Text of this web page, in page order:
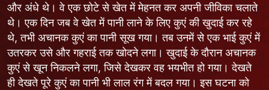
और अंधे थे। वे एक छोटे से खेत में मेहनत कर अपनी जीविका चलाते
थे। एक दिन जब वे खेत में पानी लाने के लिए कुएं की खुदाई कर रहे
थे, तभी अचानक कुएं का पानी सूख गया। तब उनमें से एक भाई कुएं में
उतरकर उसे और गहराई तक खोदने लगा। खुदाई के दौरान अचानक
कुएं से खून निकलने लगा, जिसे देखकर वह भयभीत हो गया। देखते
ही देखते पूरे कुएं का पानी भी लाल रंग में बदल गया। इस घटना को